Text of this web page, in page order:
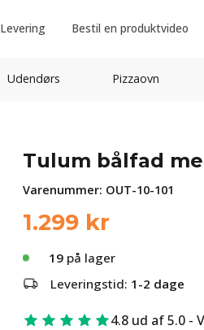
Levering Bestil en produktvideo
Udendørs Pizzaovn
Tulum bålfad
Varenummer: OUT-10-101
1.299 kr
19 på lager
Leveringstid: 1-2 dage
4.8 ud af 5.0 -